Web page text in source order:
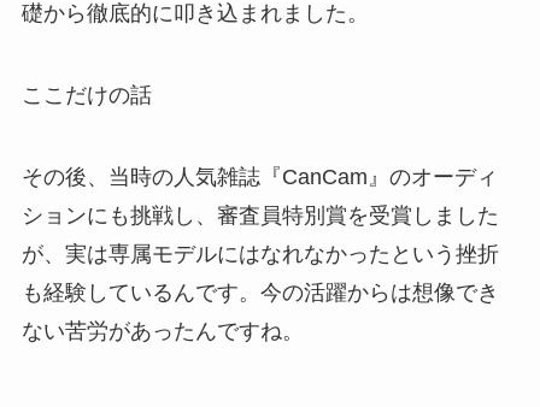
礎から徹底的に叩き込まれました。
ここだけの話
その後、当時の人気雑誌『CanCam』のオーディ
ションにも挑戦し、審査員特別賞を受賞しました
が、実は専属モデルにはなれなかったという挫折
も経験しているんです。今の活躍からは想像でき
ない苦労があったんですね。